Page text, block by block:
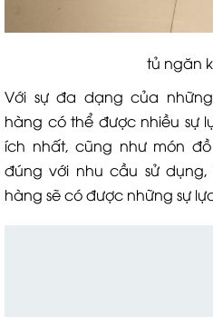
tủ ngăn
Với sự đa dạng của
hàng có thể được nhiều sự
ích nhất, cũng như món
đúng với nhu cầu sử
hàng sẽ có được những sự